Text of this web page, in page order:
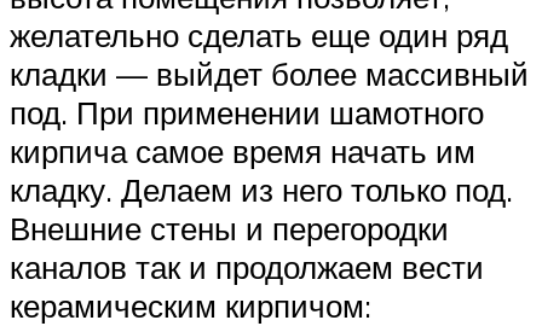
желательно сделать еще один ряд
кладки — выйдет более массивный
под. При применении шамотного
кирпича самое время начать им
кладку. Делаем из него только под.
Внешние стены и перегородки
каналов так и продолжаем вести
керамическим кирпичом: